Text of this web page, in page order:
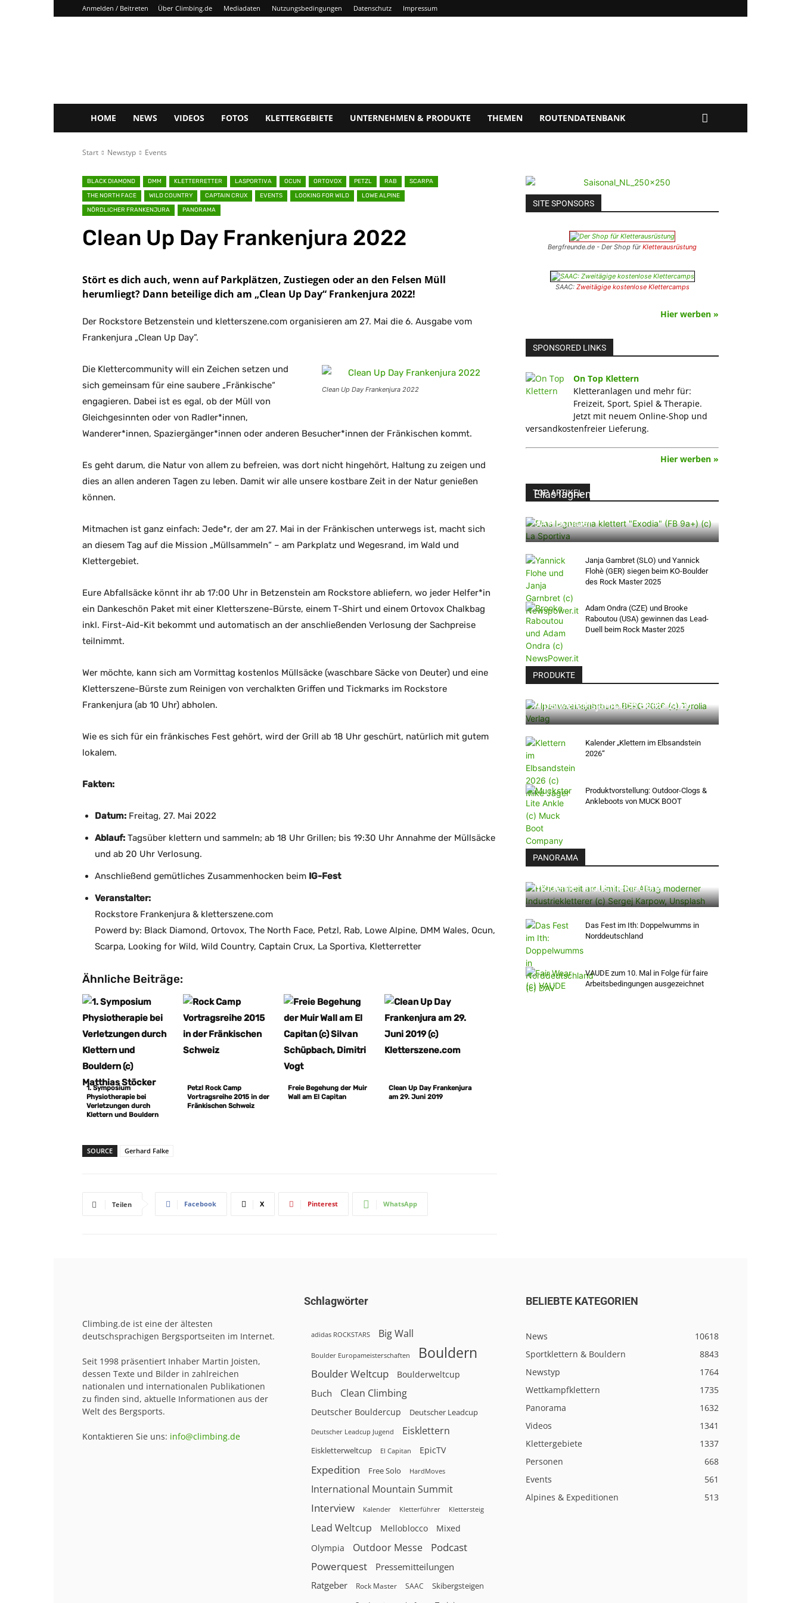
Anmelden / Beitreten Über Climbing.de Mediadaten Nutzungsbedingungen Datenschutz Impressum
HOME NEWS VIDEOS FOTOS KLETTERGEBIETE UNTERNEHMEN & PRODUKTE THEMEN ROUTENDATENBANK
Start Newstyp Events
BLACK DIAMOND DMM KLETTERRETTER LASPORTIVA OCUN ORTOVOX PETZL RAB
SCARPA
THE NORTH FACE
WILD COUNTRY CAPTAIN CRUX EVENTS LOOKING FOR WILD
LOWE ALPINE
NÖRDLICHER FRANKENJURA
PANORAMA
Clean Up Day Frankenjura 2022
Stört es dich auch, wenn auf Parkplätzen, Zustiegen oder an den Felsen Müll
herumliegt? Dann beteilige dich am „Clean Up Day“ Frankenjura 2022!
Der Rockstore Betzenstein und kletterszene.com organisieren am 27. Mai die 6. Ausgabe vom
Frankenjura „Clean Up Day”.
Clean Up Day Frankenjura 2022
Die Klettercommunity will ein Zeichen setzen und
sich gemeinsam für eine saubere „Fränkische“
engagieren. Dabei ist es egal, ob der Müll von
Gleichgesinnten oder von Radler*innen,
Wanderer*innen, Spaziergänger*innen oder anderen Besucher*innen der Fränkischen kommt.
Es geht darum, die Natur von allem zu befreien, was dort nicht hingehört, Haltung zu zeigen und
dies an allen anderen Tagen zu leben. Damit wir alle unsere kostbare Zeit in der Natur genießen
können.
Mitmachen ist ganz einfach: Jede*r, der am 27. Mai in der Fränkischen unterwegs ist, macht sich
an diesem Tag auf die Mission „Müllsammeln“ – am Parkplatz und Wegesrand, im Wald und
Klettergebiet.
Eure Abfallsäcke könnt ihr ab 17:00 Uhr in Betzenstein am Rockstore abliefern, wo jeder Helfer*in
ein Dankeschön Paket mit einer Kletterszene-Bürste, einem T-Shirt und einem Ortovox Chalkbag
inkl. First-Aid-Kit bekommt und automatisch an der anschließenden Verlosung der Sachpreise
teilnimmt.
Wer möchte, kann sich am Vormittag kostenlos Müllsäcke (waschbare Säcke von Deuter) und eine
Kletterszene-Bürste zum Reinigen von verchalkten Griffen und Tickmarks im Rockstore
Frankenjura (ab 10 Uhr) abholen.
Wie es sich für ein fränkisches Fest gehört, wird der Grill ab 18 Uhr geschürt, natürlich mit gutem
lokalem.
Fakten:
Datum: Freitag, 27. Mai 2022
Ablauf: Tagsüber klettern und sammeln; ab 18 Uhr Grillen; bis 19:30 Uhr Annahme der Müllsäcke
und ab 20 Uhr Verlosung.
Anschließend gemütliches Zusammenhocken beim IG-Fest
Veranstalter:
Rockstore Frankenjura & kletterszene.com
Powerd by: Black Diamond, Ortovox, The North Face, Petzl, Rab, Lowe Alpine, DMM Wales, Ocun,
Scarpa, Looking for Wild, Wild Country, Captain Crux, La Sportiva, Kletterretter
Ähnliche Beiträge:
1. Symposium
Physiotherapie bei
Verletzungen durch
Klettern und Bouldern
Petzl Rock Camp
Vortragsreihe 2015 in der
Fränkischen Schweiz
Freie Begehung der Muir
Wall am El Capitan
Clean Up Day Frankenjura
am 29. Juni 2019
SOURCE Gerhard Falke
Teilen Facebook X Pinterest WhatsApp
SITE SPONSORS
Bergfreunde.de - Der Shop fürKletterausrüstung
SAAC: Zweitägige kostenlose Klettercamps
Hier werben »
SPONSORED LINKS
On Top Klettern
Kletteranlagen und mehr für:
Freizeit, Sport, Spiel & Therapie.
Jetzt mit neuem Online-Shop und
versandkostenfreier Lieferung.
Hier werben »
TOP ARTIKEL
Elias Iagnemma klettert „Exodia“: Ein
9A+ Boulder
Janja Garnbret (SLO) und Yannick
Flohè (GER) siegen beim KO-Boulder
des Rock Master 2025
Adam Ondra (CZE) und Brooke
Raboutou (USA) gewinnen das Lead-
Duell beim Rock Master 2025
PRODUKTE
Alpenvereinsjahrbuch BERG 2026
Kalender „Klettern im Elbsandstein
2026“
Produktvorstellung: Outdoor-Clogs &
Ankleboots von MUCK BOOT
PANORAMA
moderner Industriekletterer
Das Fest im Ith: Doppelwumms in
Norddeutschland
VAUDE zum 10. Mal in Folge für faire
Arbeitsbedingungen ausgezeichnet
Climbing.de ist eine der ältesten
deutschsprachigen Bergsportseiten im Internet.
Seit 1998 präsentiert Inhaber Martin Joisten,
dessen Texte und Bilder in zahlreichen
nationalen und internationalen Publikationen
zu finden sind, aktuelle Informationen aus der
Welt des Bergsports.
Kontaktieren Sie uns: info@climbing.de
Schlagwörter
adidas ROCKSTARS Big Wall
Boulder Europameisterschaften Bouldern
Boulder Weltcup Boulderweltcup
Buch Clean Climbing
Deutscher Bouldercup Deutscher Leadcup
Deutscher Leadcup Jugend Eisklettern
Eiskletterweltcup El Capitan EpicTV
Expedition Free Solo HardMoves
International Mountain Summit
Interview Kalender Kletterführer Klettersteig
Lead Weltcup Melloblocco Mixed
Olympia Outdoor Messe
Podcast
Powerquest
Pressemitteilungen
Ratgeber Rock Master SAAC Skibergsteigen
BELIEBTE KATEGORIEN
News
10618
Sportklettern & Bouldern
8843
Newstyp
1764
Wettkampfklettern
1735
Panorama
1632
Videos
1341
Klettergebiete
1337
Personen
668
Events
561
Alpines & Expeditionen
513